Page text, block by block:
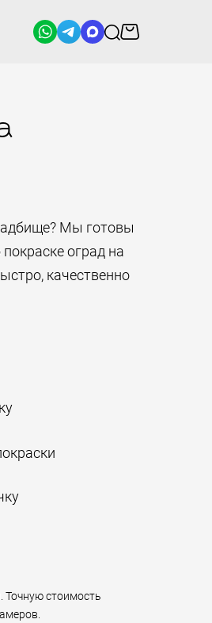
Мы готовы
оград на
качественно
Точную стоимость